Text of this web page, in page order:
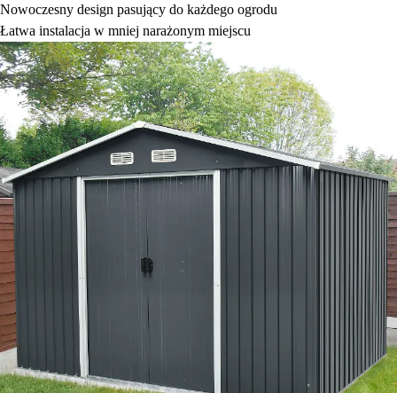
Nowoczesny design pasujący do każdego ogrodu
Łatwa instalacja w mniej narażonym miejscu